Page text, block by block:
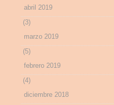
abril 2019
(3)
marzo 2019
(5)
febrero 2019
(4)
diciembre 2018